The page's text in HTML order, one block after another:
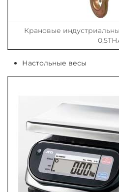
Крановые
Настольные весы